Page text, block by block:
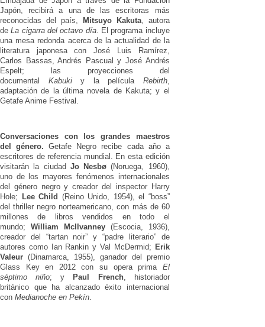
Japón, recibirá a una de las escritoras más
reconocidas del país, Mitsuyo Kakuta, autora
deLa cigarra del octavo día. El programa incluye
una mesa redonda acerca de la actualidad de la
literatura japonesa con José Luis Ramírez,
Carlos Bassas, Andrés Pascual y José Andrés
Espelt; las proyecciones del
documental Kabukiy la película Rebirth,
adaptación de la última novela de Kakuta; y el
Getafe Anime Festival.
Conversaciones con los grandes maestros
del género. Getafe Negro recibe cada año a
escritores de referencia mundial. En esta edición
visitarán la ciudad Jo Nesbø (Noruega, 1960),
uno de los mayores fenómenos internacionales
del género negro y creador del inspector Harry
Hole; Lee Child (Reino Unido, 1954), el “boss”
del thriller negro norteamericano, con más de 60
millones de libros vendidos en todo el
mundo; William McIlvanney(Escocia, 1936),
creador del “tartan noir” y “padre literario” de
autores como Ian Rankin y Val McDermid; Erik
Valeur (Dinamarca, 1955), ganador del premio
Glass Key en 2012 con su opera prima El
séptimo niño; yPaul French, historiador
británico que ha alcanzado éxito internacional
con Medianoche en Pekín